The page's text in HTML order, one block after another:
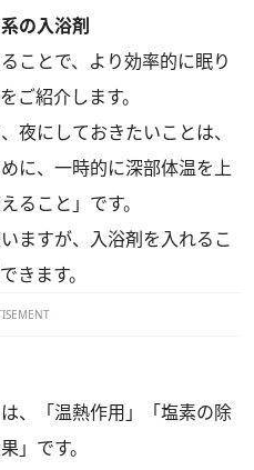
の入浴剤
ことで、より効率的に眠り
ご紹介します。
夜にしておきたいことは、
に、一時的に深部体温を上
ること」です。
ますが、入浴剤を入れるこ
きます。
、「温熱作用」「塩素の除
」です。